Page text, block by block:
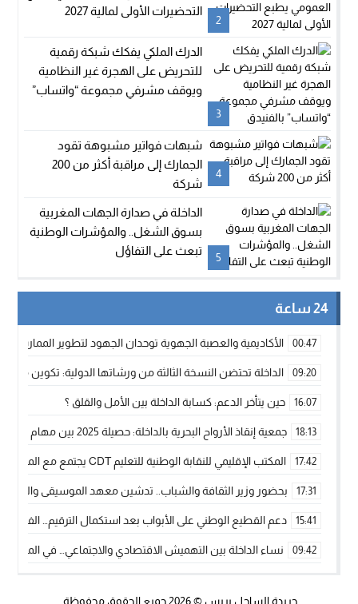
2
التحضيرات الأولى لمالية 2027
3
الدرك الملكي يفكك شبكة رقمية
للتحريض على الهجرة غير النظامية
ويوقف مشرفي مجموعة “واتساب”
4
شبهات فواتير مشبوهة تقود
الجمارك إلى مراقبة أكثر من 200
شركة
5
الداخلة في صدارة الجهات المغربية
بسوق الشغل.. والمؤشرات الوطنية
تبعث على التفاؤل
24 ساعة
00:47 الأكاديمية والعصبة الجهوية توحدان الجهود لتطوير الممارسة
09:20 الداخلة تحتضن النسخة الثالثة من ورشاتها الدولية: تكوين
16:07 حين يتأخر الدعم: كسابة الداخلة بين الأمل والقلق ؟
18:13 جمعية إنقاذ الأرواح البحرية بالداخلة: حصيلة 2025 بين مهام الإنقاذ ومشروع “دار البحار”
17:42 المكتب الإقليمي للنقابة الوطنية للتعليم CDT يجتمع مع المدير الإقليمي لمناقشة ملفات جوهرية لنساء ورجال التعليم
17:31 بحضور وزير الثقافة والشباب.. تدشين معهد الموسيقى والفنون
15:41 دعم القطيع الوطني على الأبواب بعد استكمال الترقيم…
09:42 نساء الداخلة بين التهميش الاقتصادي والاجتماعي… في المؤسسات
جريدة الساحل بريس © 2026 جميع الحقوق محفوظة.